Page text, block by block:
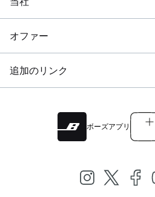
オファー
追加のリンク
ボーズアプリ